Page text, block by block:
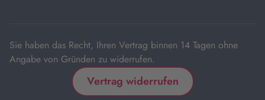
Sie haben das Recht, Ihren Vertrag binnen 14 Tagen ohne
Angabe von Gründen zu widerrufen.
Vertrag widerrufen